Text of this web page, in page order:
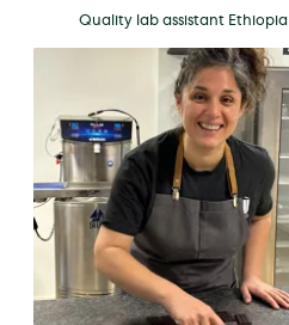
Quality lab assistant Ethiopia